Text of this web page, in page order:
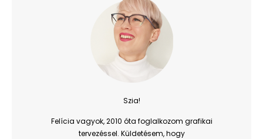
Szia!
Felícia vagyok, 2010 óta foglalkozom grafikai
tervezéssel. Küldetésem, hogy